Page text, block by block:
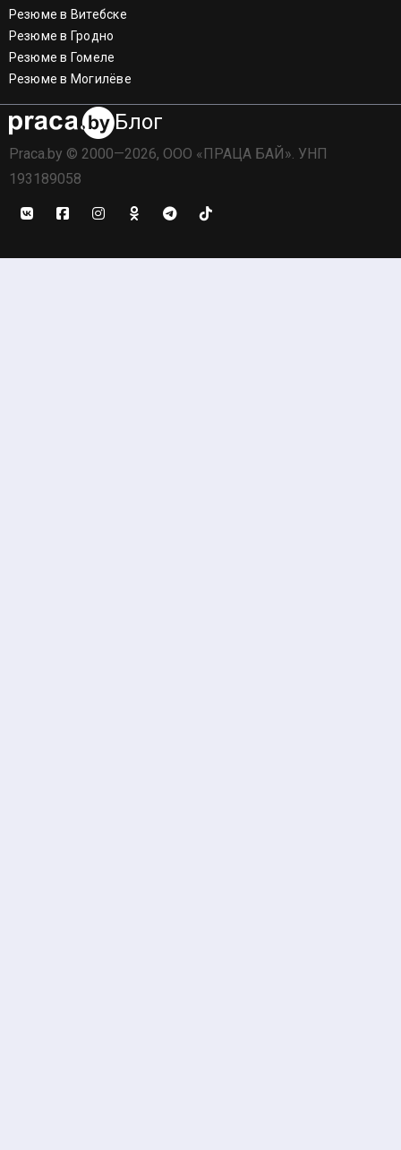
Резюме в Витебске
Резюме в Гродно
Резюме в Гомеле
Резюме в Могилёве
Блог
Praca.by © 2000—2026, ООО «ПРАЦА БАЙ». УНП
193189058